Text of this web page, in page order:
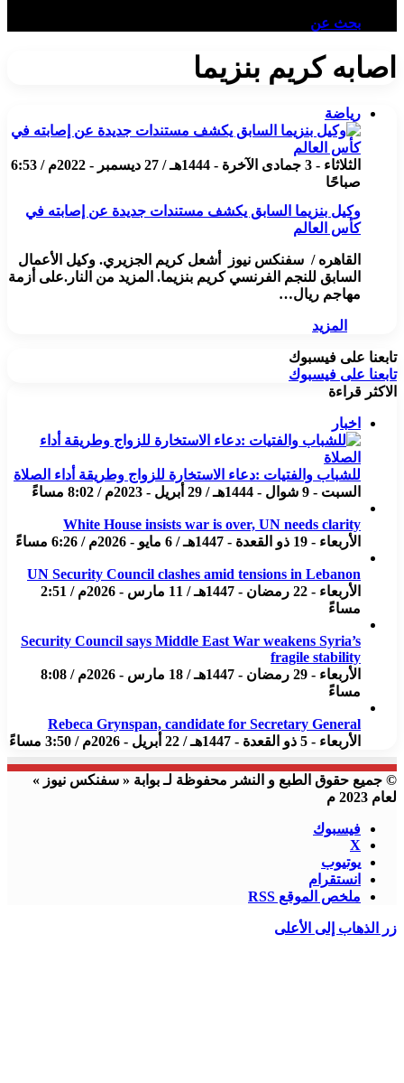
بحث عن
اصابه كريم بنزيما
رياضة
الثلاثاء - 3 جمادى الآخرة - 1444هـ / 27 ديسمبر - 2022م / 6:53
صباحًا
وكيل بنزيما السابق يكشف مستندات جديدة عن إصابته في
كأس العالم
القاهره / سفنكس نيوز أشعل كريم الجزيري. وكيل الأعمال
السابق للنجم الفرنسي كريم بنزيما. المزيد من النار.على أزمة
مهاجم ريال…
المزيد
تابعنا على فيسبوك
تابعنا على فيسبوك
الاكثر قراءة
اخبار
للشباب والفتيات :دعاء الاستخارة للزواج وطريقة أداء الصلاة
السبت - 9 شوال - 1444هـ / 29 أبريل - 2023م / 8:02 مساءً
White House insists war is over, UN needs clarity
الأربعاء - 19 ذو القعدة - 1447هـ / 6 مايو - 2026م / 6:26 مساءً
UN Security Council clashes amid tensions in Lebanon
الأربعاء - 22 رمضان - 1447هـ / 11 مارس - 2026م / 2:51
مساءً
Security Council says Middle East War weakens Syria’s
fragile stability
الأربعاء - 29 رمضان - 1447هـ / 18 مارس - 2026م / 8:08
مساءً
Rebeca Grynspan, candidate for Secretary General
الأربعاء - 5 ذو القعدة - 1447هـ / 22 أبريل - 2026م / 3:50 مساءً
© جميع حقوق الطبع و النشر محفوظة لـ بوابة « سفنكس نيوز »
لعام 2023 م
فيسبوك
X
يوتيوب
انستقرام
ملخص الموقع RSS
زر الذهاب إلى الأعلى